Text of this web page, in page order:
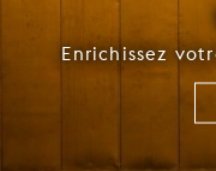
Enrichissez